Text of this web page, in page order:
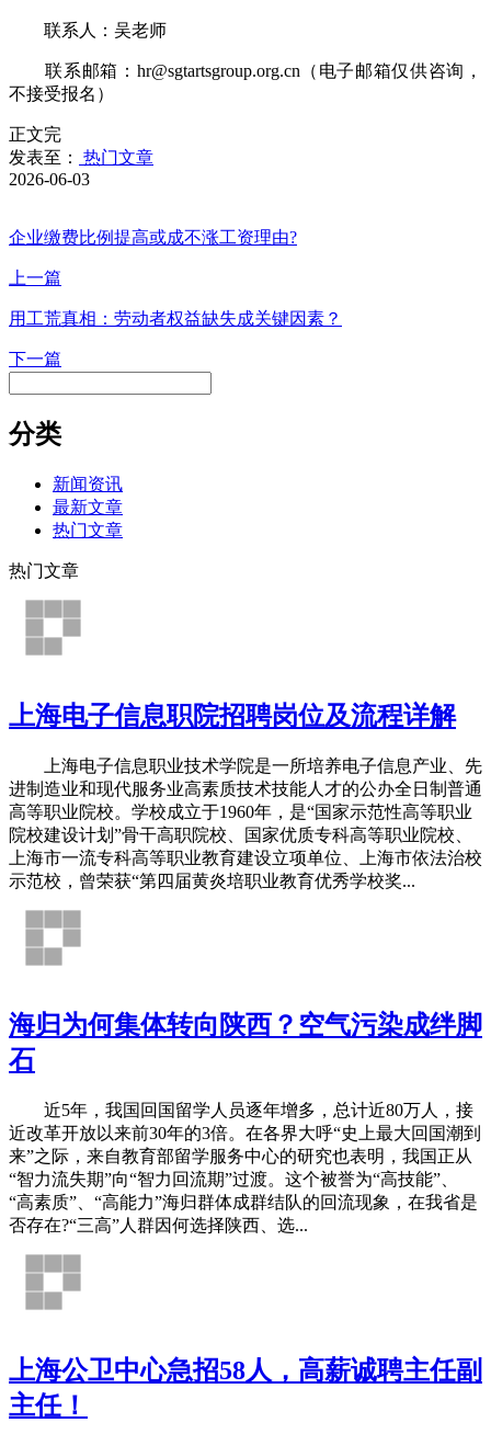
联系人：吴老师
联系邮箱：hr@sgtartsgroup.org.cn（电子邮箱仅供咨询，
不接受报名）
正文完
发表至：
热门文章
2026-06-03
企业缴费比例提高或成不涨工资理由?
上一篇
用工荒真相：劳动者权益缺失成关键因素？
下一篇
分类
新闻资讯
最新文章
热门文章
热门文章
上海电子信息职院招聘岗位及流程详解
上海电子信息职业技术学院是一所培养电子信息产业、先
进制造业和现代服务业高素质技术技能人才的公办全日制普通
高等职业院校。学校成立于1960年，是“国家示范性高等职业
院校建设计划”骨干高职院校、国家优质专科高等职业院校、
上海市一流专科高等职业教育建设立项单位、上海市依法治校
示范校，曾荣获“第四届黄炎培职业教育优秀学校奖...
海归为何集体转向陕西？空气污染成绊脚
石
近5年，我国回国留学人员逐年增多，总计近80万人，接
近改革开放以来前30年的3倍。在各界大呼“史上最大回国潮到
来”之际，来自教育部留学服务中心的研究也表明，我国正从
“智力流失期”向“智力回流期”过渡。这个被誉为“高技能”、
“高素质”、“高能力”海归群体成群结队的回流现象，在我省是
否存在?“三高”人群因何选择陕西、选...
上海公卫中心急招58人，高薪诚聘主任副
主任！